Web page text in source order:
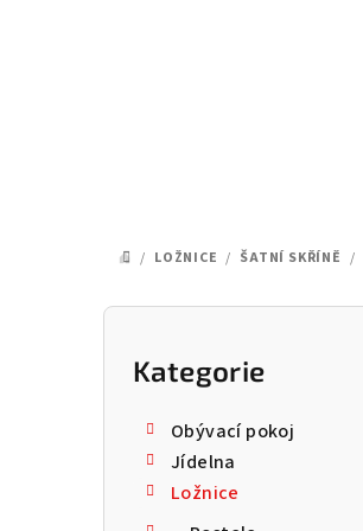
DOMŮ
/ LOŽNICE / ŠATNÍ SKŘÍNĚ /
P
Přeskočit
kategorie
Kategorie
Obývací pokoj
Jídelna
Ložnice